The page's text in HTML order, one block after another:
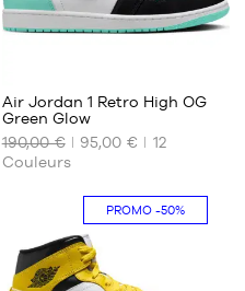
NOS
TAILLES
DISPONIBLES
47
Air Jordan 1 Retro High OG
Green Glow
190,00 €
95,00 €
12
Couleurs
PROMO -50%